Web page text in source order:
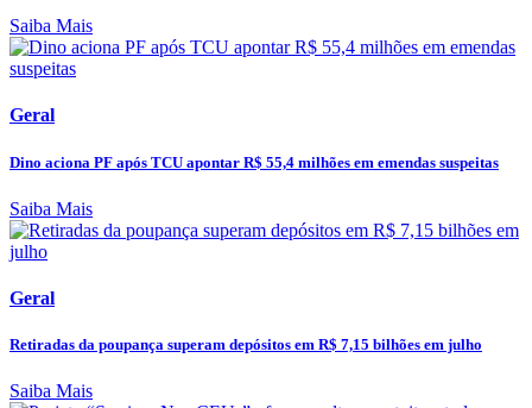
Saiba Mais
Geral
Dino aciona PF após TCU apontar R$ 55,4 milhões em emendas suspeitas
Saiba Mais
Geral
Retiradas da poupança superam depósitos em R$ 7,15 bilhões em julho
Saiba Mais